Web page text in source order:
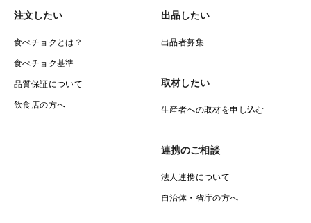
注文したい
食べチョクとは？
食べチョク基準
品質保証について
飲食店の方へ
出品したい
出品者募集
取材したい
生産者への取材を申し込む
連携のご相談
法人連携について
自治体・省庁の方へ